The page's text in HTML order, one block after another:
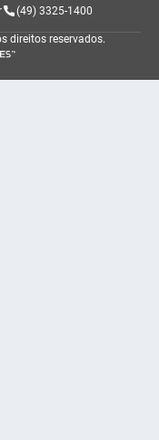
(49) 3325-1400
direitos reservados.